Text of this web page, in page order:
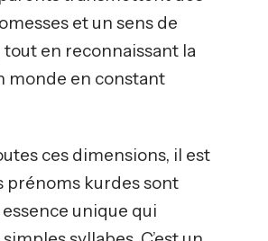
et un sens de
en reconnaissant la
monde en constant
ces dimensions, il est
prénoms kurdes sont
unique qui